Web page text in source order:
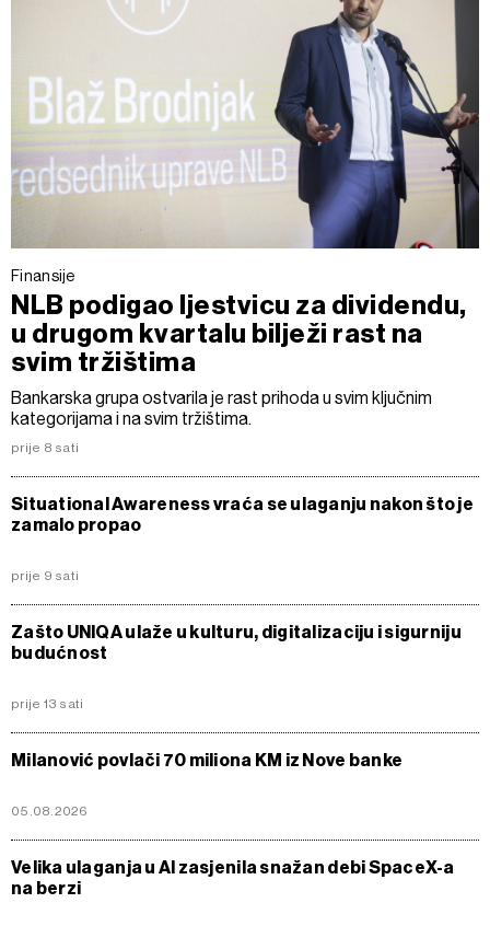
Finansije
NLB podigao ljestvicu za dividendu,
u drugom kvartalu bilježi rast na
svim tržištima
Bankarska grupa ostvarila je rast prihoda u svim ključnim
kategorijama i na svim tržištima.
prije 8 sati
Situational Awareness vraća se ulaganju nakon što je
zamalo propao
prije 9 sati
Zašto UNIQA ulaže u kulturu, digitalizaciju i sigurniju
budućnost
prije 13 sati
Milanović povlači 70 miliona KM iz Nove banke
05.08.2026
Velika ulaganja u AI zasjenila snažan debi SpaceX-a
na berzi